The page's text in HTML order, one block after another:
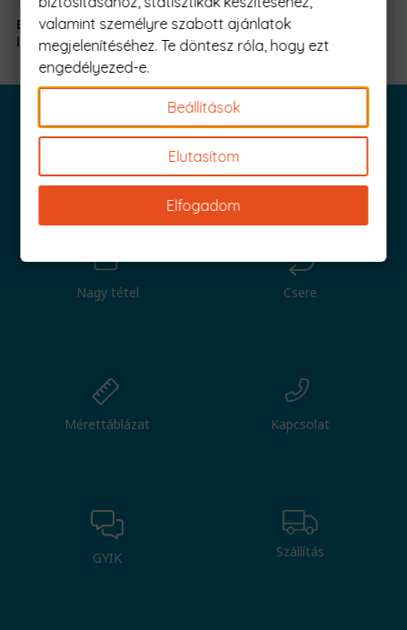
Ejnye! Nézzen a
lába elé!
6490 Ft-
tól
Iratkozz fel és küldjük is az 1000 Ft értékű kuponod!
Nagy tétel Csere
Mérettáblázat Kapcsolat
GYIK Szállítás
valamint személyre szabott ajánlatok
megjelenítéséhez. Te döntesz róla, hogy ezt
engedélyezed-e.
Beállítások
Elutasítom
Elfogadom